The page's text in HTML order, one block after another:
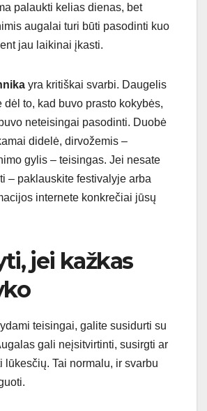
palaukti kelias dienas, bet
augalai turi būti pasodinti kuo
jau laikinai įkasti.
yra kritiškai svarbi. Daugelis
dėl to, kad buvo prasto kokybės,
neteisingai pasodinti. Duobė
didelė, dirvožemis –
gylis – teisingas. Jei nesate
– paklauskite festivalyje arba
internete konkrečiai jūsų
jei kažkas
teisingai, galite susidurti su
gali neįsitvirtinti, susirgti ar
lūkesčių. Tai normalu, ir svarbu